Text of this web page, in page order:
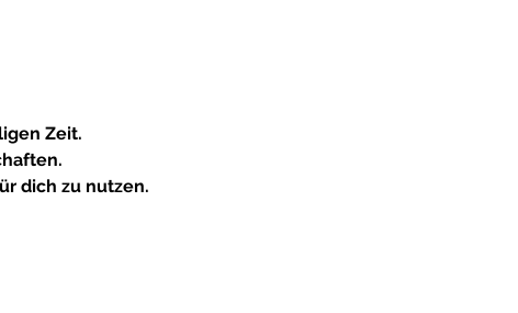
Zeit.
dich zu nutzen.